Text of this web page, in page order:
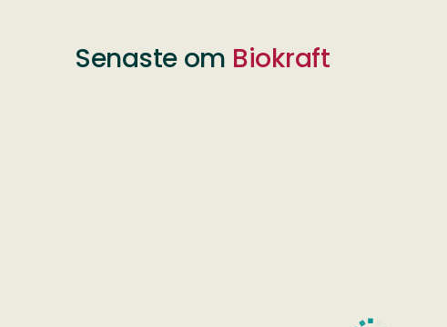
Senaste om Biokraft